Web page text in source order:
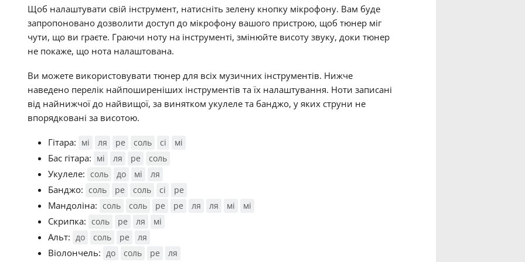
Щоб налаштувати свій інструмент, натисніть зелену кнопку мікрофону. Вам буде
запропоновано дозволити доступ до мікрофону вашого пристрою, щоб тюнер міг
чути, що ви граєте. Граючи ноту на інструменті, змінюйте висоту звуку, доки тюнер
не покаже, що нота налаштована.
Ви можете використовувати тюнер для всіх музичних інструментів. Нижче
наведено перелік найпоширеніших інструментів та їх налаштування. Ноти записані
від найнижчої до найвищої, за винятком укулеле та банджо, у яких струни не
впорядковані за висотою.
Гітара: мі ля ре соль сі мі
Бас гітара: мі ля ре соль
Укулеле: соль до мі ля
Банджо: соль ре соль сі ре
Мандоліна: соль соль ре ре ля ля мі мі
Скрипка: соль ре ля мі
Альт: до соль ре ля
Віолончель: до соль ре ля